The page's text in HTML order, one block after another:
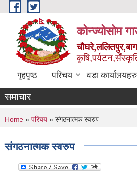
Skip to main content
कोन्ज्योसोम
गृहपृष्ठ परिचय वडा कार्यालयहरु
समाचार
You are here
Home » परिचय » संगठनात्मक स्वरुप
संगठनात्मक स्वरुप